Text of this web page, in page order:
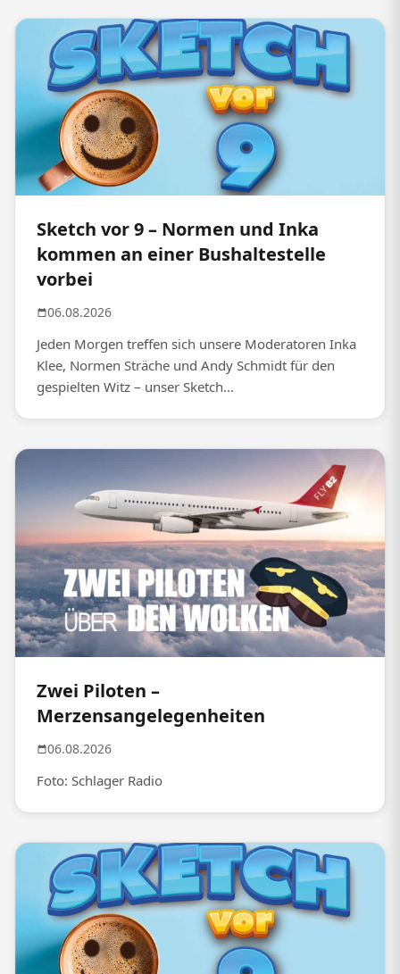
Sketch vor 9 – Normen und Inka
kommen an einer Bushaltestelle
vorbei
06.08.2026
Jeden Morgen treffen sich unsere Moderatoren Inka
Klee, Normen Sträche und Andy Schmidt für den
gespielten Witz – unser Sketch...
Zwei Piloten –
Merzensangelegenheiten
06.08.2026
Foto: Schlager Radio